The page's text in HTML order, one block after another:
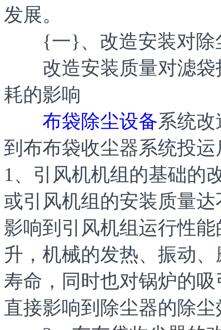
发展。
{一}、改造安装对除
改造安装质量对滤袋
耗的影响
布袋除尘设备系统
到布布袋收尘器系统投
1、引风机机组的基础的
或引风机组的安装质量
影响到引风机组运行性
升，机械的发热、振动
寿命，同时也对锅炉的
直接影响到除尘器的除尘